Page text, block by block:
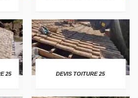
25 DEVIS TOITURE 25